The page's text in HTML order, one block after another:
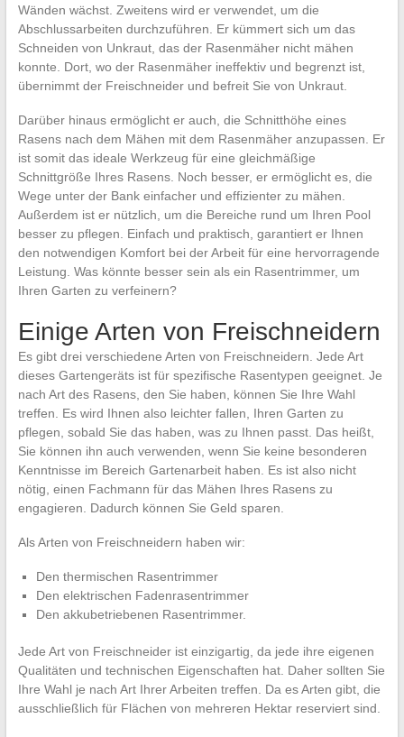
Wänden wächst. Zweitens wird er verwendet, um die
Abschlussarbeiten durchzuführen. Er kümmert sich um das
Schneiden von Unkraut, das der Rasenmäher nicht mähen
konnte. Dort, wo der Rasenmäher ineffektiv und begrenzt ist,
übernimmt der Freischneider und befreit Sie von Unkraut.
Darüber hinaus ermöglicht er auch, die Schnitthöhe eines
Rasens nach dem Mähen mit dem Rasenmäher anzupassen. Er
ist somit das ideale Werkzeug für eine gleichmäßige
Schnittgröße Ihres Rasens. Noch besser, er ermöglicht es, die
Wege unter der Bank einfacher und effizienter zu mähen.
Außerdem ist er nützlich, um die Bereiche rund um Ihren Pool
besser zu pflegen. Einfach und praktisch, garantiert er Ihnen
den notwendigen Komfort bei der Arbeit für eine hervorragende
Leistung. Was könnte besser sein als ein Rasentrimmer, um
Ihren Garten zu verfeinern?
Einige Arten von Freischneidern
Es gibt drei verschiedene Arten von Freischneidern. Jede Art
dieses Gartengeräts ist für spezifische Rasentypen geeignet. Je
nach Art des Rasens, den Sie haben, können Sie Ihre Wahl
treffen. Es wird Ihnen also leichter fallen, Ihren Garten zu
pflegen, sobald Sie das haben, was zu Ihnen passt. Das heißt,
Sie können ihn auch verwenden, wenn Sie keine besonderen
Kenntnisse im Bereich Gartenarbeit haben. Es ist also nicht
nötig, einen Fachmann für das Mähen Ihres Rasens zu
engagieren. Dadurch können Sie Geld sparen.
Als Arten von Freischneidern haben wir:
Den thermischen Rasentrimmer
Den elektrischen Fadenrasentrimmer
Den akkubetriebenen Rasentrimmer.
Jede Art von Freischneider ist einzigartig, da jede ihre eigenen
Qualitäten und technischen Eigenschaften hat. Daher sollten Sie
Ihre Wahl je nach Art Ihrer Arbeiten treffen. Da es Arten gibt, die
ausschließlich für Flächen von mehreren Hektar reserviert sind.